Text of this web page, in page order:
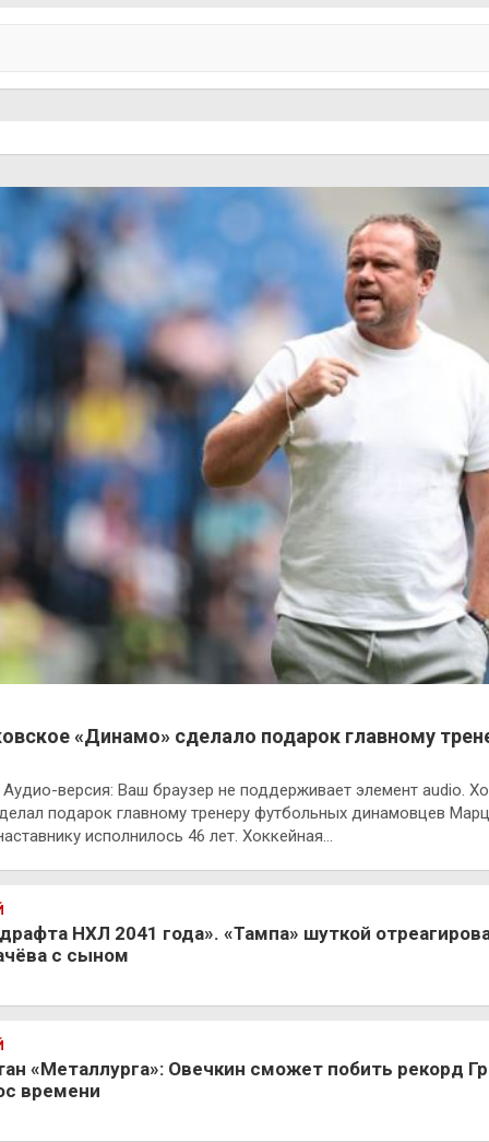
«Динамо» сделало подарок главному
версия: Ваш браузер не поддерживает элемент audio.
подарок главному тренеру футбольных динамовцев
исполнилось 46 лет. Хоккейная…
НХЛ 2041 года». «Тампа» шуткой
с сыном
«Металлурга»: Овечкин сможет побить рекорд
времени